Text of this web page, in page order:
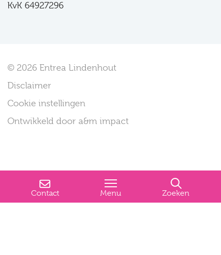
KvK 64927296
© 2026 Entrea Lindenhout
Disclaimer
Cookie instellingen
Ontwikkeld door a&m impact
Contact Menu Zoeken